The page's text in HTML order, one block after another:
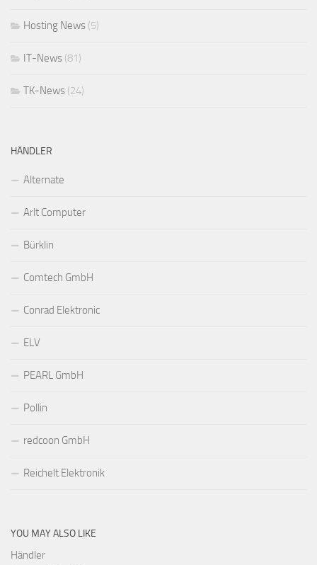
Hosting News (5)
IT-News (81)
TK-News (24)
HÄNDLER
Alternate
Arlt Computer
Bürklin
Comtech GmbH
Conrad Elektronic
ELV
PEARL GmbH
Pollin
redcoon GmbH
Reichelt Elektronik
YOU MAY ALSO LIKE
Händler